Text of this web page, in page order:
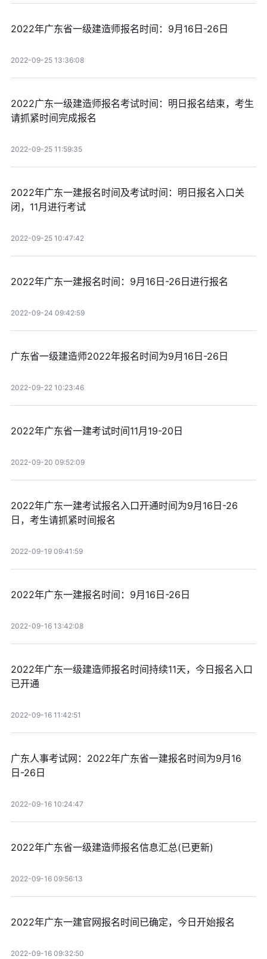
2022年广东省一级建造师报名时间：9月16日-26日
2022-09-25 13:36:08
2022广东一级建造师报名考试时间：明日报名结束，考生
请抓紧时间完成报名
2022-09-25 11:59:35
2022年广东一建报名时间及考试时间：明日报名入口关
闭，11月进行考试
2022-09-25 10:47:42
2022年广东一建报名时间：9月16日-26日进行报名
2022-09-24 09:42:59
广东省一级建造师2022年报名时间为9月16日-26日
2022-09-22 10:23:46
2022年广东省一建考试时间11月19-20日
2022-09-20 09:52:09
2022年广东一建考试报名入口开通时间为9月16日-26
日，考生请抓紧时间报名
2022-09-19 09:41:59
2022年广东一建报名时间：9月16日-26日
2022-09-16 13:42:08
2022年广东一级建造师报名时间持续11天，今日报名入口
已开通
2022-09-16 11:42:51
广东人事考试网：2022年广东省一建报名时间为9月16
日-26日
2022-09-16 10:24:47
2022年广东省一级建造师报名信息汇总(已更新)
2022-09-16 09:56:13
2022年广东一建官网报名时间已确定，今日开始报名
2022-09-16 09:32:50